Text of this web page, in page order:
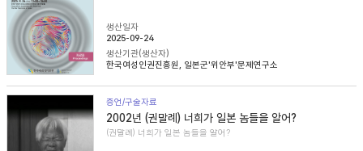
생산일자
2025-09-24
생산기관(생산자)
한국여성인권진흥원, 일본군'위안부'문제연구소
증언/구술자료
2002년 (권말례) 너희가 일본 놈들을 알어?
(권말례) 너희가 일본 놈들을 알어?